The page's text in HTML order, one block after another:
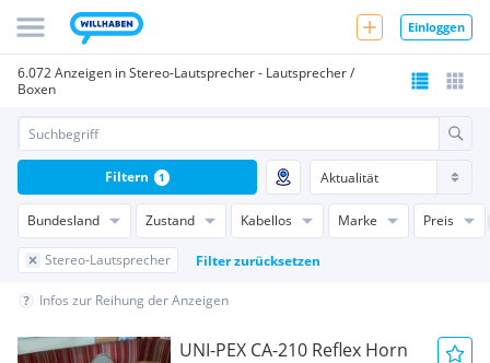
Einloggen
6.072 Anzeigen in Stereo-Lautsprecher - Lautsprecher /
Boxen
Bundesland Zustand Kabellos Marke Preis
Stereo-Lautsprecher Filter zurücksetzen
Filtern 1
Infos zur Reihung der Anzeigen
UNI-PEX CA-210 Reflex Horn